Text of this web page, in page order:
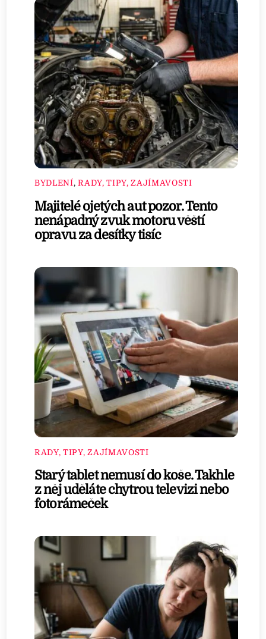
BYDLENÍ,RADY, TIPY, ZAJÍMAVOSTI
Majitelé ojetých aut pozor. Tento
nenápadný zvuk motoru věští
opravu za desítky tisíc
RADY, TIPY, ZAJÍMAVOSTI
Starý tablet nemusí do koše. Takhle
z něj uděláte chytrou televizi nebo
fotorámeček